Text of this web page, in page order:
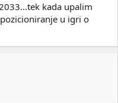
kada upalim
u igri o